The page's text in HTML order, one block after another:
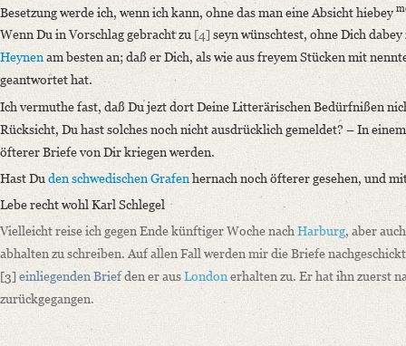
Besetzung werde ich, wenn ich kann, ohne das man eine Absicht hiebey
Wenn Du in Vorschlag gebracht zu [4]seyn wünschtest, ohne Dich
Heynenam besten an; daß er Dich, als wie aus freyem Stücken mit
geantwortet hat.
Ich vermuthe fast, daß Du jezt dort Deine Litterärischen Bedürfnißen
Rücksicht, Du hast solches noch nicht ausdrücklich gemeldet? – In
öfterer Briefe von Dir kriegen werden.
Hast Du den schwedischen Grafenhernach noch öfterer gesehen, und
Lebe recht wohl Karl Schlegel
Vielleicht reise ich gegen Ende künftiger Woche nach Harburg, aber
abhalten zu schreiben. Auf allen Fall werden mir die Briefe
[3] einliegenden Briefden er ausLondon erhalten zu. Er hat ihn zuerst
zurückgegangen.